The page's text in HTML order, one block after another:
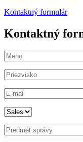
Kontaktný formulár
Kontaktný